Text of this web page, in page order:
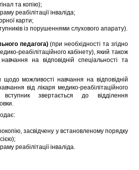
та копію);
реабілітації інваліда;
карти;
із порушеннями слухового апарату).
педагога)(при необхідності та згідно
реабілітаційного кабінету), який також
на відповідній спеціальності та
щодо можливості навчання на відповідній
від лікаря медико-реабілітаційного
вступник звертається до відділення
засвідчену у встановленому порядку
реабілітації інваліда.